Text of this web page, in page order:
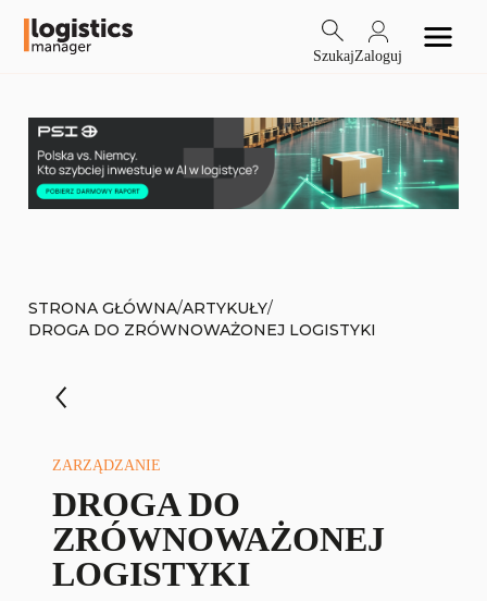
SzukajZaloguj
STRONA GŁÓWNA/ARTYKUŁY/
DROGA DO ZRÓWNOWAŻONEJ LOGISTYKI
ZARZĄDZANIE
DROGA DO
ZRÓWNOWAŻONEJ
LOGISTYKI